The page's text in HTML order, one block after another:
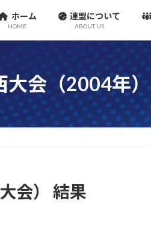
ホーム
HOME
連盟について
ABOUT US
大会（2004年）
会） 結果